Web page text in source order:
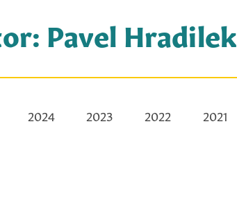
Pavel Hradilek
2024 2023 2022 2021